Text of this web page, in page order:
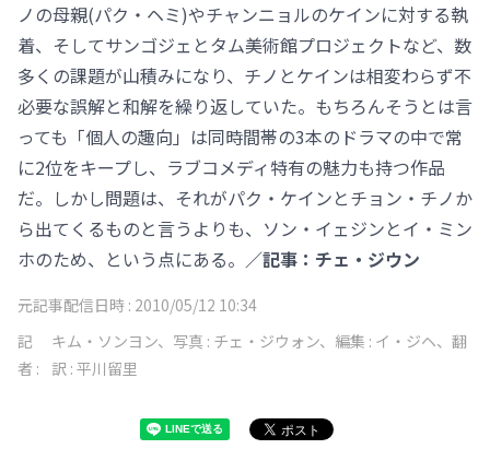
ノの母親(パク・ヘミ)やチャンニョルのケインに対する執
着、そしてサンゴジェとタム美術館プロジェクトなど、数
多くの課題が山積みになり、チノとケインは相変わらず不
必要な誤解と和解を繰り返していた。もちろんそうとは言
っても「個人の趣向」は同時間帯の3本のドラマの中で常
に2位をキープし、ラブコメディ特有の魅力も持つ作品
だ。しかし問題は、それがパク・ケインとチョン・チノか
ら出てくるものと言うよりも、ソン・イェジンとイ・ミン
ホのため、という点にある。 ／記事：チェ・ジウン
元記事配信日時 : 2010/05/12 10:34
記
者 :
キム・ソンヨン、写真 : チェ・ジウォン、編集 : イ・ジヘ、翻
訳 : 平川留里